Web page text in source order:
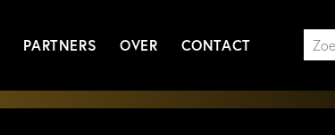
PARTNERS OVER CONTACT